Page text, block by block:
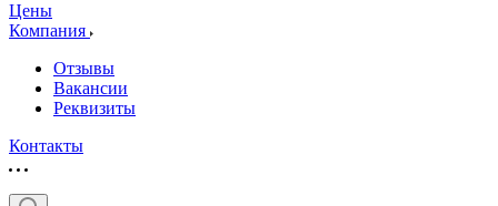
Цены
Компания
Отзывы
Вакансии
Реквизиты
Контакты